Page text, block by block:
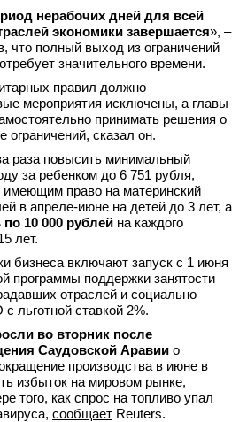
нерабочих дней для всей
экономики завершается», –
что полный выход из ограничений
значительного времени.
правил должно
мероприятия исключены, а главы
принимать решения о
ограничений, сказал он.
раза повысить минимальный
за ребенком до 6 751 рубля,
право на материнский
в апреле-июне на детей до 3 лет, а
10 000 рублей на каждого
лет.
бизнеса включают запуск с 1 июня
программы поддержки занятости
отраслей и социально
льготной ставкой 2%.
во вторник после
Саудовской Аравии о
производства в июне в
избыток на мировом рынке,
того, как спрос на топливо упал
сообщает Reuters.